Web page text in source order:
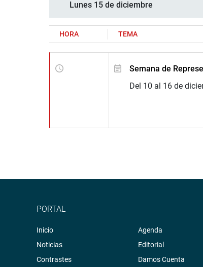
Lunes 15 de diciembre
HORA TEMA
Semana de
Del 10 al 16 de
PORTAL
Inicio
Noticias
Contrastes
Agenda
Editorial
Damos Cuenta